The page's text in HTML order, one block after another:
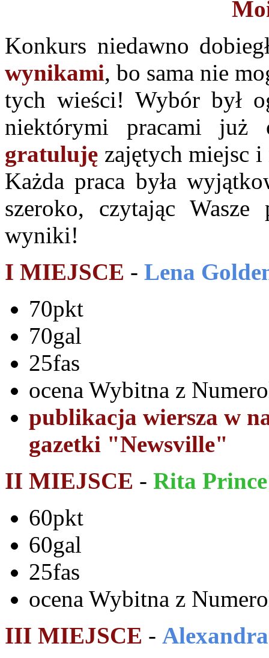
Konkurs niedawno
wynikami, bo sama nie
tych wieści! Wybór był
niektórymi pracami już
gratuluję zajętych miejsc i
Każda praca była
szeroko, czytając Wasze
wyniki!
I MIEJSCE - Lena
70pkt
70gal
25fas
ocena Wybitna z
publikacja wiersza w
gazetki "Newsville"
II MIEJSCE - Rita Prince
60pkt
60gal
25fas
ocena Wybitna z
III MIEJSCE -